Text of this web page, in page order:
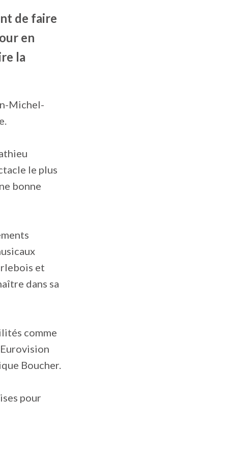
de faire
en
la
Michel-
le plus
bonne
et
dans sa
comme
Boucher.
pour